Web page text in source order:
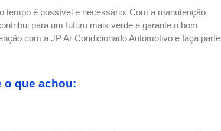
tempo é possível e necessário. Com a manutenção
para um futuro mais verde e garante o bom
com a JP Ar Condicionado Automotivo e faça parte
o que achou: